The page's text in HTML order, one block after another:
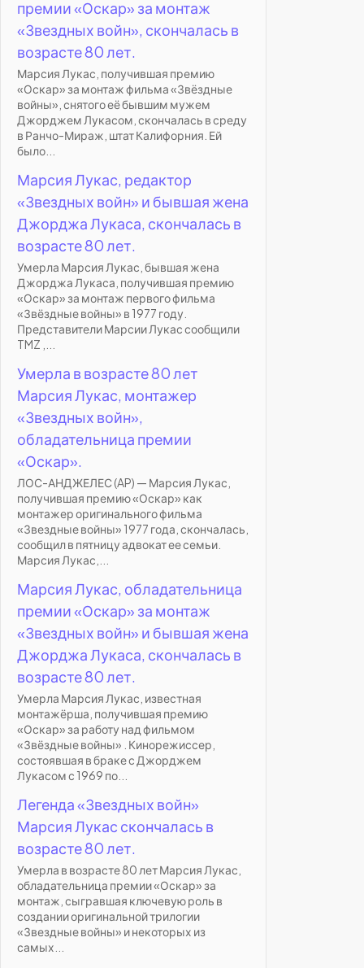
премии «Оскар» за монтаж
«Звездных войн», скончалась в
возрасте 80 лет.
Марсия Лукас, получившая премию
«Оскар» за монтаж фильма «Звёздные
войны», снятого её бывшим мужем
Джорджем Лукасом, скончалась в среду
в Ранчо-Мираж, штат Калифорния. Ей
было...
Марсия Лукас, редактор
«Звездных войн» и бывшая жена
Джорджа Лукаса, скончалась в
возрасте 80 лет.
Умерла Марсия Лукас, бывшая жена
Джорджа Лукаса, получившая премию
«Оскар» за монтаж первого фильма
«Звёздные войны» в 1977 году.
Представители Марсии Лукас сообщили
TMZ ,...
Умерла в возрасте 80 лет
Марсия Лукас, монтажер
«Звездных войн»,
обладательница премии
«Оскар».
ЛОС-АНДЖЕЛЕС (AP) — Марсия Лукас,
получившая премию «Оскар» как
монтажер оригинального фильма
«Звездные войны» 1977 года, скончалась,
сообщил в пятницу адвокат ее семьи.
Марсия Лукас,...
Марсия Лукас, обладательница
премии «Оскар» за монтаж
«Звездных войн» и бывшая жена
Джорджа Лукаса, скончалась в
возрасте 80 лет.
Умерла Марсия Лукас, известная
монтажёрша, получившая премию
«Оскар» за работу над фильмом
«Звёздные войны» . Кинорежиссер,
состоявшая в браке с Джорджем
Лукасом с 1969 по...
Легенда «Звездных войн»
Марсия Лукас скончалась в
возрасте 80 лет.
Умерла в возрасте 80 лет Марсия Лукас,
обладательница премии «Оскар» за
монтаж, сыгравшая ключевую роль в
создании оригинальной трилогии
«Звездные войны» и некоторых из
самых...